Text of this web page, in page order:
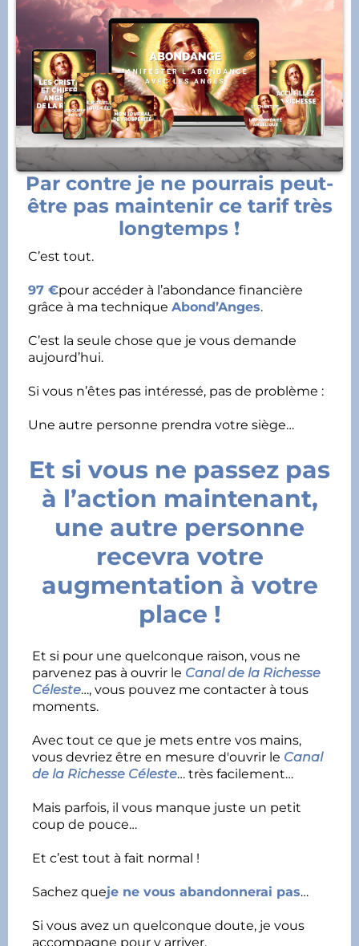
Par contre je ne pourrais peut-
être pas maintenir ce tarif très
longtemps ❗
C’est tout.
97 €pour accéder à l’abondance financière
grâce à ma technique Abond’Anges.
C’est la seule chose que je vous demande
aujourd’hui.
Si vous n’êtes pas intéressé, pas de problème :
Une autre personne prendra votre siège…
Et si vous ne passez pas
à l’action maintenant,
une autre personne
recevra votre
augmentation à votre
place !
Et si pour une quelconque raison, vous ne
parvenez pas à ouvrir le Canal de la Richesse
Céleste…, vous pouvez me contacter à tous
moments.
Avec tout ce que je mets entre vos mains,
vous devriez être en mesure d'ouvrir le Canal
de la Richesse Céleste… très facilement…
Mais parfois, il vous manque juste un petit
coup de pouce…
Et c’est tout à fait normal !
Sachez queje ne vous abandonnerai pas…
Si vous avez un quelconque doute, je vous
accompagne pour y arriver.